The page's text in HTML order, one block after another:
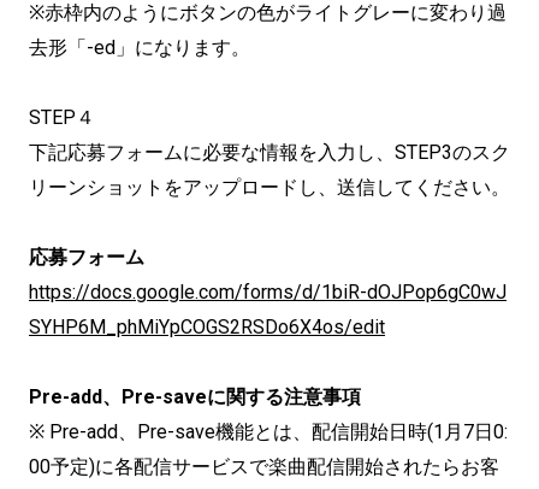
※赤枠内のようにボタンの色がライトグレーに変わり過
去形「-ed」になります。
STEP４
下記応募フォームに必要な情報を入力し、STEP3のスク
リーンショットをアップロードし、送信してください。
応募フォーム
https://docs.google.com/forms/d/1biR-dOJPop6gC0wJ
SYHP6M_phMiYpCOGS2RSDo6X4os/edit
Pre-add、Pre-saveに関する注意事項
※ Pre-add、Pre-save機能とは、配信開始日時(1月7日0:
00予定)に各配信サービスで楽曲配信開始されたらお客